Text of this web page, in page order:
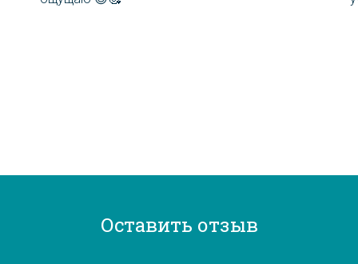
Оставить отзыв